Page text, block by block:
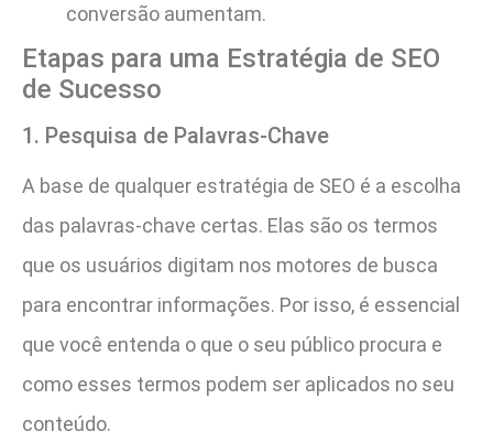
conversão aumentam.
Etapas para uma Estratégia de SEO
de Sucesso
1. Pesquisa de Palavras-Chave
A base de qualquer estratégia de SEO é a escolha
das palavras-chave certas. Elas são os termos
que os usuários digitam nos motores de busca
para encontrar informações. Por isso, é essencial
que você entenda o que o seu público procura e
como esses termos podem ser aplicados no seu
conteúdo.